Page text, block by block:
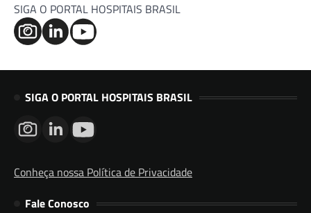
SIGA O PORTAL HOSPITAIS BRASIL
SIGA O PORTAL HOSPITAIS BRASIL
Conheça nossa Política de Privacidade
Fale Conosco